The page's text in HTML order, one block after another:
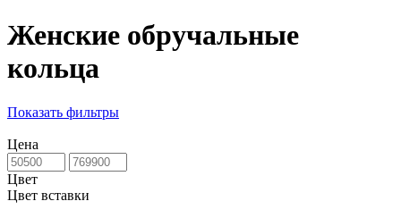
Женские обручальные
кольца
Показать фильтры
Цена
Цвет
Цвет вставки